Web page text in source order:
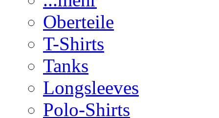
Oberteile
T-Shirts
Tanks
Longsleeves
Polo-Shirts